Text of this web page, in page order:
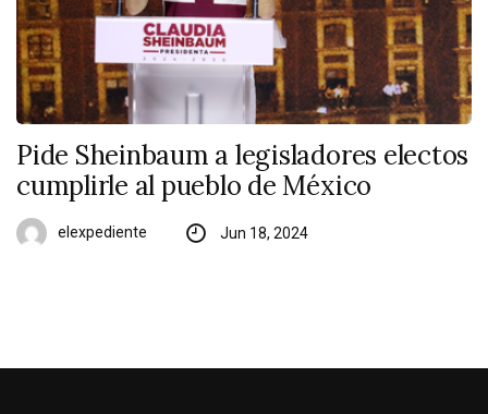
Pide Sheinbaum a legisladores electos
cumplirle al pueblo de México
elexpediente Jun 18, 2024